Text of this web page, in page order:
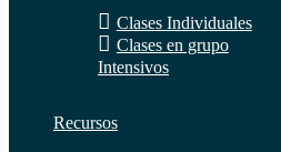
Clases Individuales
Clases en grupo
Intensivos
Recursos